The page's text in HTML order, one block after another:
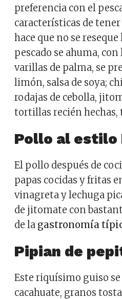
preferencia con el
características de
hace que no se
pescado se ahuma,
varillas de palma, se
limón, salsa de soya;
rodajas de cebolla,
tortillas recién hechas,
Pollo al estilo
El pollo después de
papas cocidas y fritas
vinagreta y lechuga
de jitomate con
de la gastronomía
Pipian de
Este riquísimo guiso
cacahuate, granos